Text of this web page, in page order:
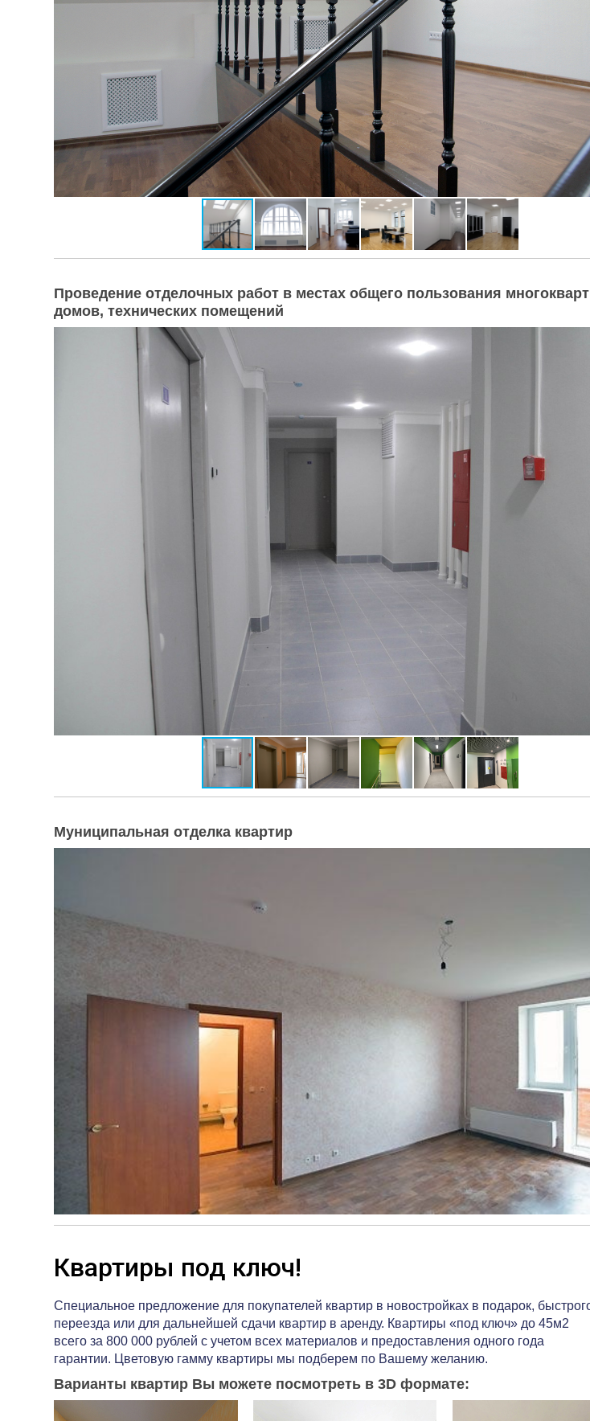
Проведение отделочных работ в местах общего пользования
домов, технических помещений
Муниципальная отделка квартир
Квартиры под ключ!
Специальное предложение для покупателей квартир в новостройках в подарок,
переезда или для дальнейшей сдачи квартир в аренду. Квартиры «под ключ» до 45м2
всего за 800 000 рублей с учетом всех материалов и предоставления одного года
гарантии. Цветовую гамму квартиры мы подберем по Вашему желанию.
Варианты квартир Вы можете посмотреть в 3D формате: